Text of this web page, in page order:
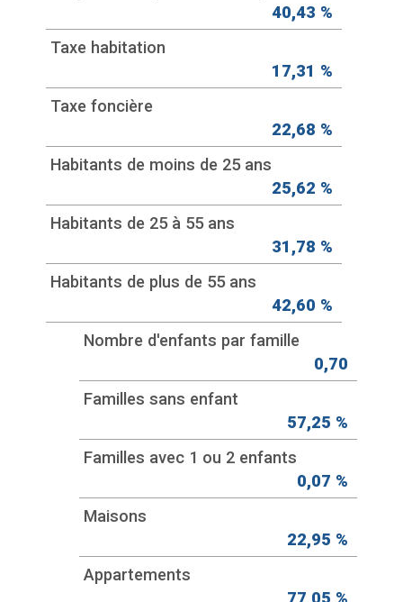
40,43 %
Taxe habitation
17,31 %
Taxe foncière
22,68 %
Habitants de moins de 25 ans
25,62 %
Habitants de 25 à 55 ans
31,78 %
Habitants de plus de 55 ans
42,60 %
Nombre d'enfants par famille
0,70
Familles sans enfant
57,25 %
Familles avec 1 ou 2 enfants
0,07 %
Maisons
22,95 %
Appartements
77,05 %